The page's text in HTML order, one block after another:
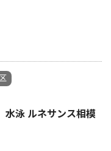
泳 ルネサンス相模